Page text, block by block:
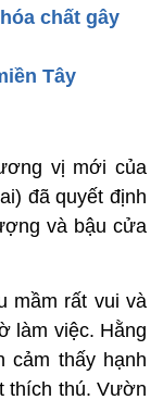
chất gây
Tây
vị mới của
đã quyết định
và bậu cửa
mầm rất vui và
làm việc. Hằng
cảm thấy hạnh
thích thú. Vườn